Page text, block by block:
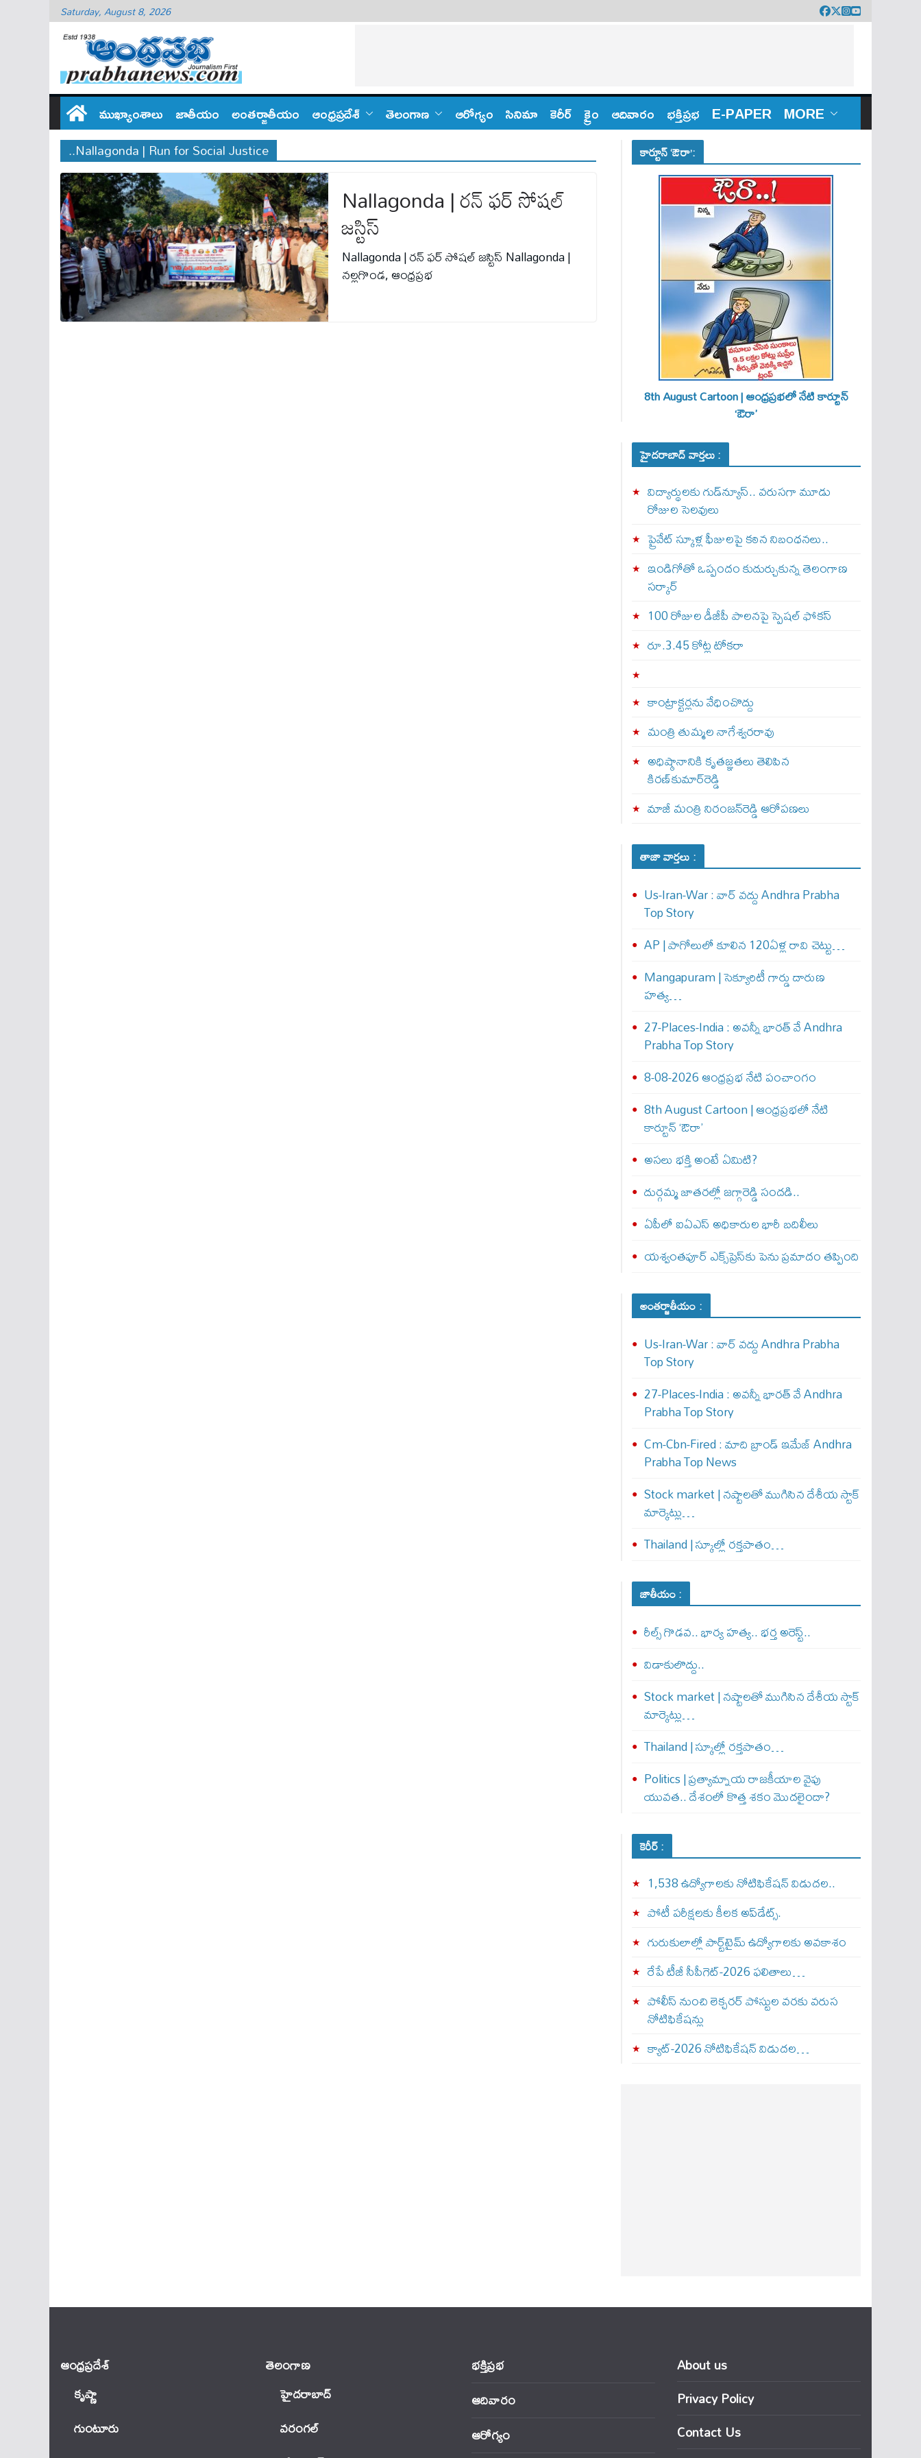
Saturday, August 8, 2026
ముఖ్యాంశాలు జాతీయం అంతర్జాతీయం ఆంధ్ర‌ప్ర‌దేశ్ తెలంగాణ‌ ఆరోగ్యం సినిమా కెరీర్ క్రైం ఆదివారం భక్తిప్రభ E-PAPER MORE
..Nallagonda | Run for Social Justice
Nallagonda | రన్ ఫర్ సోషల్
జస్టిస్
Nallagonda | రన్ ఫర్ సోషల్ జస్టిస్ Nallagonda |
న‌ల్ల‌గొండ‌, ఆంధ్ర‌ప్ర‌భ
కార్టూన్ ‘ఔరా’:
8th August Cartoon | ఆంధ్రప్రభలో నేటి కార్టూన్
‘ఔరా’
హైదరాబాద్ వార్తలు :
విద్యార్థులకు గుడ్‌న్యూస్.. వరుసగా మూడు
రోజుల సెలవులు
ప్రైవేట్ స్కూళ్ల ఫీజులపై కఠిన నిబంధనలు..
ఇండిగోతో ఒప్పందం కుదుర్చుకున్న తెలంగాణ
స‌ర్కార్
100 రోజుల డీజీపీ పాలనపై స్పెషల్ ఫోకస్
రూ.3.45 కోట్ల టోకరా
కాంట్రాక్టర్లను వేధించొద్దు
మంత్రి తుమ్మల నాగేశ్వరరావు
అధిష్ఠానానికి కృతజ్ఞతలు తెలిపిన
కిరణ్‌కుమార్‌రెడ్డి
మాజీ మంత్రి నిరంజన్‌రెడ్డి ఆరోపణలు
తాజా వార్తలు :
Us-Iran-War : వార్ వ‌ద్దు Andhra Prabha
Top Story
AP | పాగోలులో కూలిన 120ఏళ్ల రావి చెట్టు…
Mangapuram | సెక్యూరిటీ గార్డు దారుణ
హత్య…
27-Places-India : అవ‌న్నీ భార‌త్ వే Andhra
Prabha Top Story
8-08-2026 ఆంధ్రప్రభ నేటి పంచాంగం
8th August Cartoon | ఆంధ్రప్రభలో నేటి
కార్టూన్ ‘ఔరా’
అసలు భక్తి అంటే ఏమిటి?
దుర్గమ్మ జాతరల్లో జగ్గారెడ్డి సందడి..
ఏపీలో ఐఏఎస్ అధికారుల భారీ బదిలీలు
యశ్వంతపూర్ ఎక్స్‌ప్రెస్‌కు పెను ప్రమాదం తప్పింది
అంతర్జాతీయం :
Us-Iran-War : వార్ వ‌ద్దు Andhra Prabha
Top Story
27-Places-India : అవ‌న్నీ భార‌త్ వే Andhra
Prabha Top Story
Cm-Cbn-Fired : మాది బ్రాండ్ ఇమేజ్ Andhra
Prabha Top News
Stock market | నష్టాలతో ముగిసిన దేశీయ స్టాక్
మార్కెట్లు…
Thailand | స్కూల్లో రక్తపాతం…
జాతీయం :
రీల్స్ గొడవ.. భార్య హత్య.. భర్త అరెస్ట్..
విడాకులొద్దు..
Stock market | నష్టాలతో ముగిసిన దేశీయ స్టాక్
మార్కెట్లు…
Thailand | స్కూల్లో రక్తపాతం…
Politics | ప్రత్యామ్నాయ రాజకీయాల వైపు
యువత.. దేశంలో కొత్త శకం మొదలైందా?
కెరీర్ :
1,538 ఉద్యోగాలకు నోటిఫికేషన్ విడుదల..
పోటీ పరీక్షలకు కీలక అప్‌డేట్స్.
గురుకులాల్లో పార్ట్‌టైమ్ ఉద్యోగాలకు అవకాశం
రేపే టీజీ సీపీగెట్‌-2026 ఫలితాలు…
పోలీస్ నుంచి లెక్చరర్ పోస్టుల వరకు వరుస
నోటిఫికేషన్లు
క్యాట్-2026 నోటిఫికేషన్ విడుదల…
ఆంధ్ర‌ప్ర‌దేశ్
కృష్ణా
గుంటూరు
తెలంగాణ‌
హైదరాబాద్
వ‌రంగ‌ల్
భక్తిప్రభ
ఆదివారం
ఆరోగ్యం
About us
Privacy Policy
Contact Us